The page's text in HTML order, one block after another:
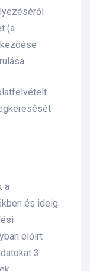
(a
a
és ideig
előírt
3.